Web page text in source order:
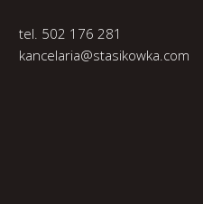
tel. 502 176 281
kancelaria@stasikowka.com